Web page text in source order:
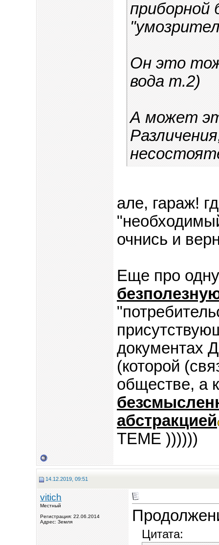
приборной
Он это
вода т.2)
А может
але, гараж!
очнись и
Еще про
(которой
обществе, а
абстракцией
ТЕМЕ ))))))
14.12.2019, 09:51
vitich
Местный
Регистрация: 22.06.2014
Адрес: Земля
Цитата: